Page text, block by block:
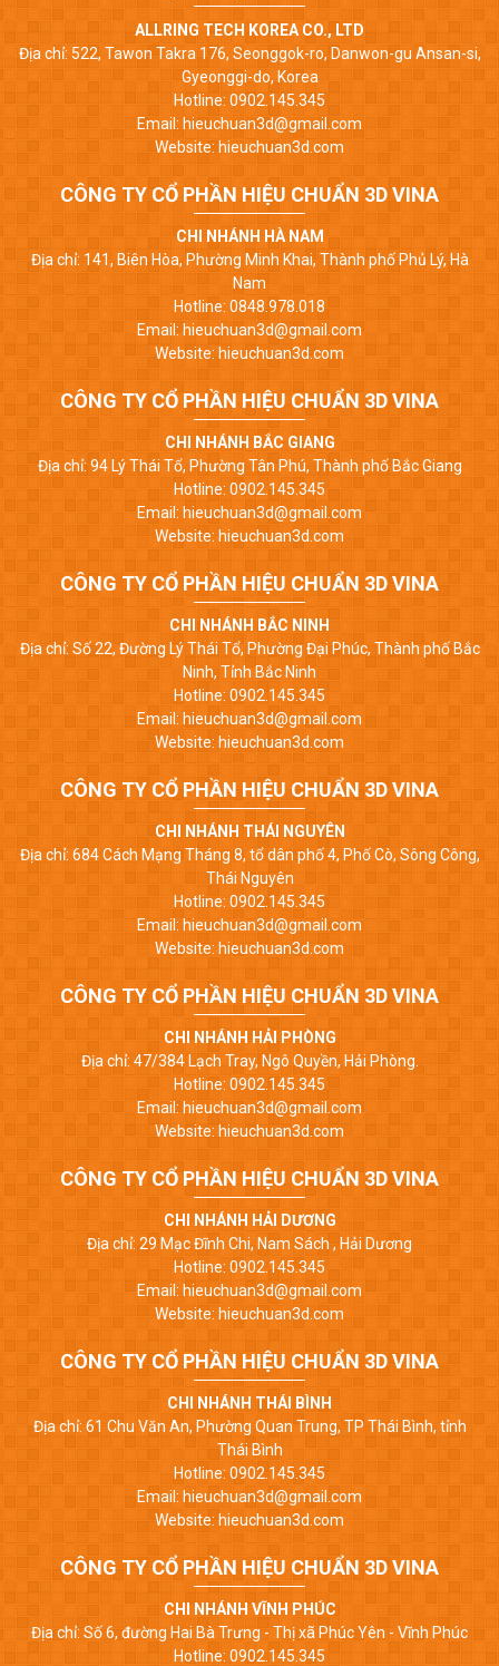
ALLRING TECH KOREA CO., LTD
Địa chỉ: 522, Tawon Takra 176, Seonggok-ro, Danwon-gu Ansan-si,
Gyeonggi-do, Korea
Hotline: 0902.145.345
Email: hieuchuan3d@gmail.com
Website: hieuchuan3d.com
CÔNG TY CỔ PHẦN HIỆU CHUẨN 3D VINA
CHI NHÁNH HÀ NAM
Địa chỉ: 141, Biên Hòa, Phường Minh Khai, Thành phố Phủ Lý, Hà
Nam
Hotline: 0848.978.018
Email: hieuchuan3d@gmail.com
Website: hieuchuan3d.com
CÔNG TY CỔ PHẦN HIỆU CHUẨN 3D VINA
CHI NHÁNH BẮC GIANG
Địa chỉ: 94 Lý Thái Tổ, Phường Tân Phú, Thành phố Bắc Giang
Hotline: 0902.145.345
Email: hieuchuan3d@gmail.com
Website: hieuchuan3d.com
CÔNG TY CỔ PHẦN HIỆU CHUẨN 3D VINA
CHI NHÁNH BẮC NINH
Địa chỉ: Số 22, Đường Lý Thái Tổ, Phường Đại Phúc, Thành phố Bắc
Ninh, Tỉnh Bắc Ninh
Hotline: 0902.145.345
Email: hieuchuan3d@gmail.com
Website: hieuchuan3d.com
CÔNG TY CỔ PHẦN HIỆU CHUẨN 3D VINA
CHI NHÁNH THÁI NGUYÊN
Địa chỉ: 684 Cách Mạng Tháng 8, tổ dân phố 4, Phố Cò, Sông Công,
Thái Nguyên
Hotline: 0902.145.345
Email: hieuchuan3d@gmail.com
Website: hieuchuan3d.com
CÔNG TY CỔ PHẦN HIỆU CHUẨN 3D VINA
CHI NHÁNH HẢI PHÒNG
Địa chỉ: 47/384 Lạch Tray, Ngô Quyền, Hải Phòng.
Hotline: 0902.145.345
Email: hieuchuan3d@gmail.com
Website: hieuchuan3d.com
CÔNG TY CỔ PHẦN HIỆU CHUẨN 3D VINA
CHI NHÁNH HẢI DƯƠNG
Địa chỉ: 29 Mạc Đĩnh Chi, Nam Sách , Hải Dương
Hotline: 0902.145.345
Email: hieuchuan3d@gmail.com
Website: hieuchuan3d.com
CÔNG TY CỔ PHẦN HIỆU CHUẨN 3D VINA
CHI NHÁNH THÁI BÌNH
Địa chỉ: 61 Chu Văn An, Phường Quan Trung, TP Thái Bình, tỉnh
Thái Bình
Hotline: 0902.145.345
Email: hieuchuan3d@gmail.com
Website: hieuchuan3d.com
CÔNG TY CỔ PHẦN HIỆU CHUẨN 3D VINA
CHI NHÁNH VĨNH PHÚC
Địa chỉ: Số 6, đường Hai Bà Trưng - Thị xã Phúc Yên - Vĩnh Phúc
Hotline: 0902.145.345